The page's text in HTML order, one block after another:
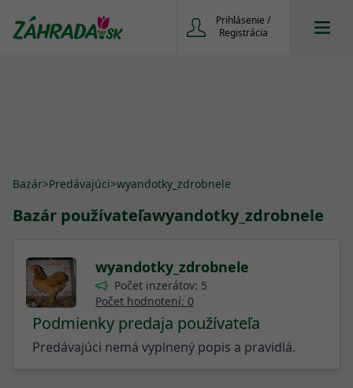
Prihlásenie /
Registrácia
Bazár>Predávajúci>wyandotky_zdrobnele
Bazár používateľawyandotky_zdrobnele
wyandotky_zdrobnele
Počet inzerátov: 5
Počet hodnotení: 0
Podmienky predaja používateľa
Predávajúci nemá vyplnený popis a pravidlá.